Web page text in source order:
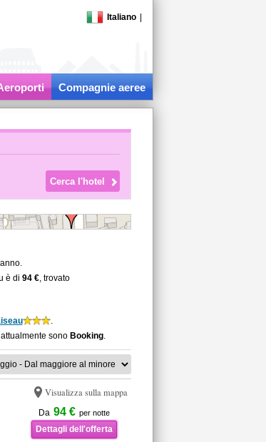
Italiano
Compagnie aeree
è di94 €, trovato
.
sono Booking.
Visualizza sulla mappa
Da 94 € per notte
Dettagli dell'offerta